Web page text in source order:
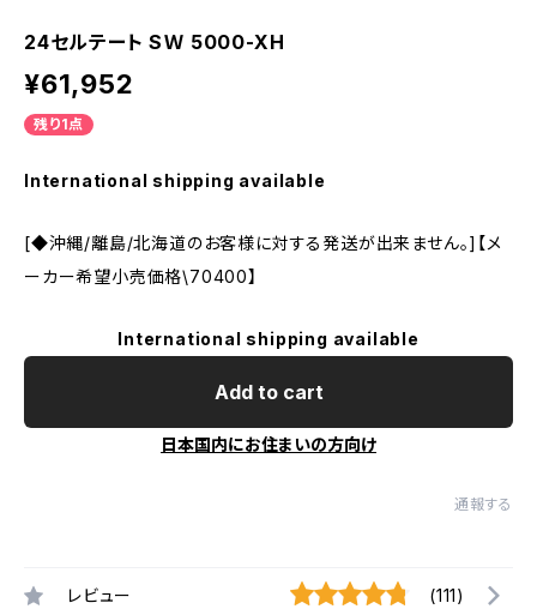
24セルテート SＷ 5000-XH
¥61,952
残り1点
International shipping available
[◆沖縄/離島/北海道のお客様に対する発送が出来ません。]【メ
ーカー希望小売価格\70400】
International shipping available
Add to cart
日本国内にお住まいの方向け
通報する
レビュー (111)